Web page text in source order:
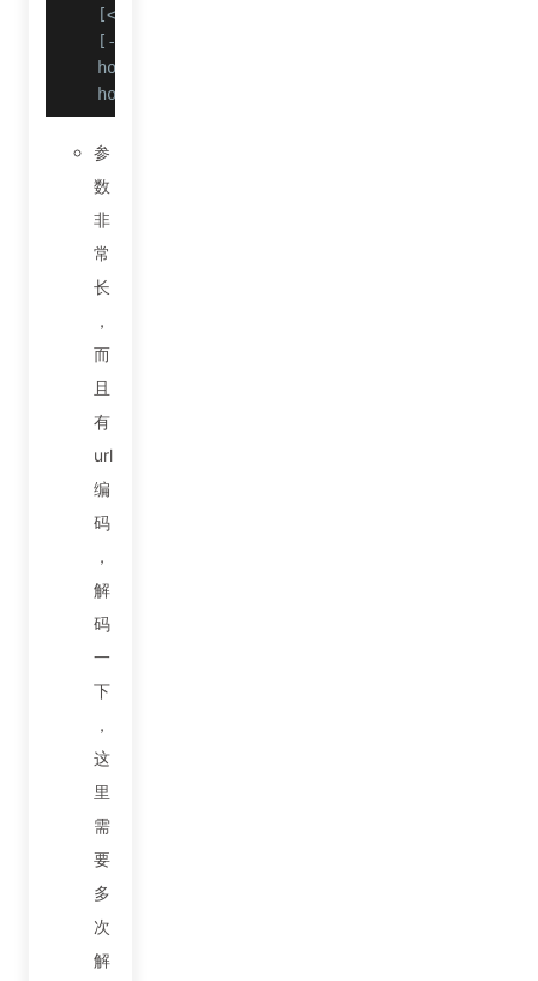
[<-] hook_sp retval=
[->] chook_sig ->str= null
hook_sig bArr: /api/batch/
hook_sig 返回值:
参
数
非
常
长
，
而
且
有
url
编
码
，
解
码
一
下
，
这
里
需
要
多
次
解